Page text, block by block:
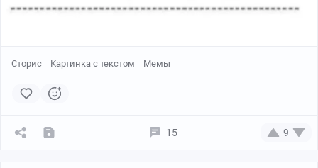
Сторис Картинка с текстом Мемы
15 9